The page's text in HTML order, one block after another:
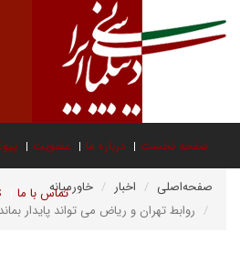
صفحه نخست درباره ما عضویت
تماس با ما صفحه‌اصلی اخبار
خاورمیانه
روابط تهران و ریاض می تواند پایدار